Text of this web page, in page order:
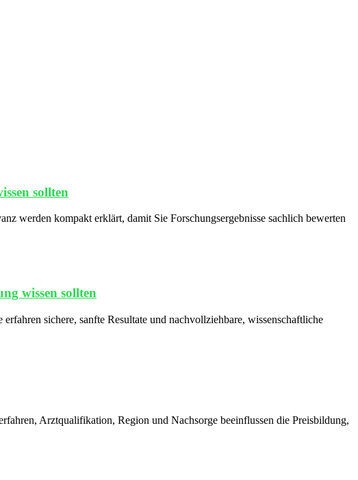
sollten
werden kompakt erklärt, damit Sie Forschungsergebnisse sachlich bewerten
wissen sollten
sichere, sanfte Resultate und nachvollziehbare, wissenschaftliche
Arztqualifikation, Region und Nachsorge beeinflussen die Preisbildung,